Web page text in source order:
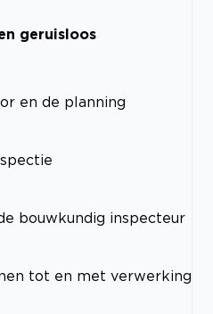
geruisloos
en de planning
bouwkundig inspecteur
tot en met verwerking